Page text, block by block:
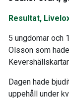
Resultat,
5 ungdomar och
Olsson som
Dagen hade
uppehåll under